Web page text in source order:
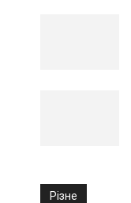
Різне